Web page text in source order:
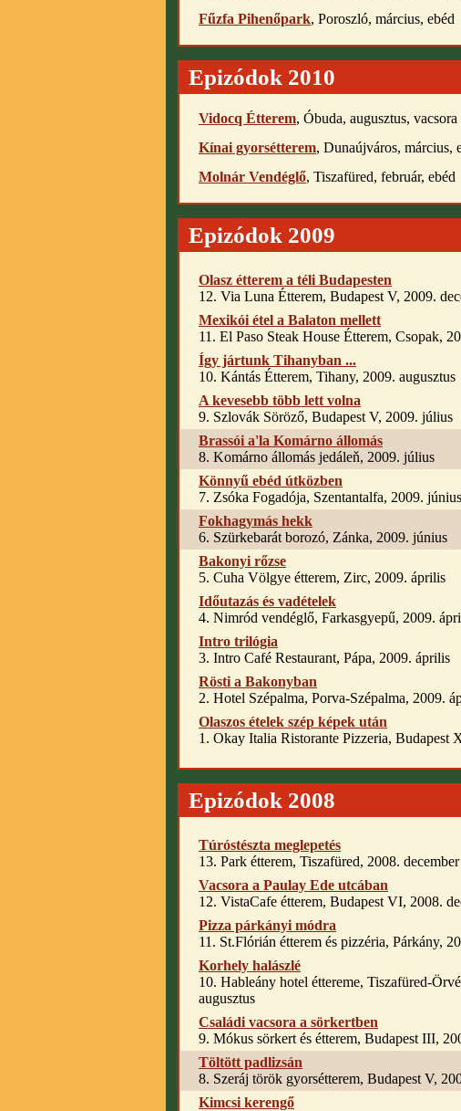
Fűzfa Pihenőpark, Poroszló, március, ebéd
Epizódok 2010
Vidocq Étterem, Óbuda, augusztus, vacsora
Kínai gyorsétterem, Dunaújváros, március,
Molnár Vendéglő, Tiszafüred, február, ebéd
Epizódok 2009
Olasz étterem a téli Budapesten
12. Via Luna Étterem, Budapest V, 2009.
Mexikói étel a Balaton mellett
11. El Paso Steak House Étterem, Csopak,
Így jártunk Tihanyban ...
10. Kántás Étterem, Tihany, 2009. augusztus
A kevesebb több lett volna
9. Szlovák Söröző, Budapest V, 2009. július
Brassói a'la Komárno állomás
8. Komárno állomás jedáleň, 2009. július
Könnyű ebéd útközben
7. Zsóka Fogadója, Szentantalfa, 2009. június
Fokhagymás hekk
6. Szürkebarát borozó, Zánka, 2009. június
Bakonyi rőzse
5. Cuha Völgye étterem, Zirc, 2009. április
Időutazás és vadételek
4. Nimród vendéglő, Farkasgyepű, 2009.
Intro trilógia
3. Intro Café Restaurant, Pápa, 2009. április
Rösti a Bakonyban
2. Hotel Szépalma, Porva-Szépalma, 2009.
Olaszos ételek szép képek után
1. Okay Italia Ristorante Pizzeria, Budapest
Epizódok 2008
Túróstészta meglepetés
13. Park étterem, Tiszafüred, 2008. december
Vacsora a Paulay Ede utcában
12. VistaCafe étterem, Budapest VI, 2008.
Pizza párkányi módra
11. St.Flórián étterem és pizzéria, Párkány,
Korhely halászlé
10. Hableány hotel éttereme, Tiszafüred-
augusztus
Családi vacsora a sörkertben
9. Mókus sörkert és étterem, Budapest III,
Töltött padlizsán
8. Szeráj török gyorsétterem, Budapest V,
Kimcsi kerengő